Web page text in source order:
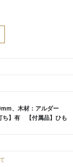
、木材：アルダー
ち】有 【付属品】ひも